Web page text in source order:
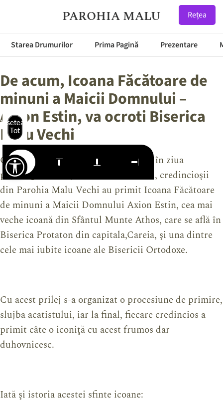
PAROHIA MALU Rețea
Starea Drumurilor Prima Pagină Prezentare
De acum, Icoana Făcătoare de
minuni a Maicii Domnului –
Axion Estin, va ocroti Biserica
Malu Vechi
Cu deosebită bucurie duhovnicească în ziua
premergătoare Ajunului Crăciunului, credincioşii
din Parohia Malu Vechi au primit Icoana Făcătoare
de minuni a Maicii Domnului Axion Estin, cea mai
veche icoană din Sfântul Munte Athos, care se află în
Biserica Protaton din capitala,Careia, şi una dintre
cele mai iubite icoane ale Bisericii Ortodoxe.
Cu acest prilej s-a organizat o procesiune de primire,
slujba acatistului, iar la final, fiecare credincios a
primit câte o iconiţă cu acest frumos dar
duhovnicesc.
Iată şi istoria acestei sfinte icoane:
Tot